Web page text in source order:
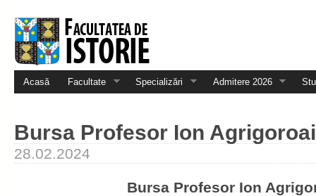
Acasă Facultate Specializări Admitere 2026
Bursa Profesor Ion
28.02.2024
Bursa Profesor Ion